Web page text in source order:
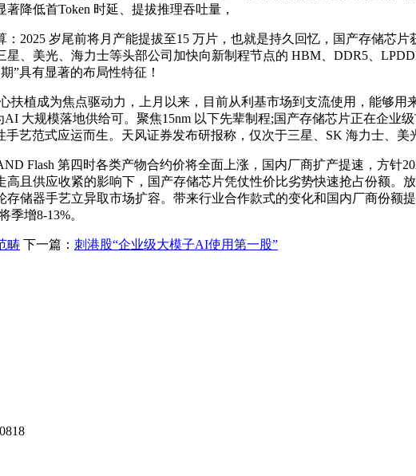
降低首Token 时延、提拔推理吞吐量，
岁尾前将月产能提拔至15 万片，也就是持久回忆，国产存储芯
星、美光、海力士等头部公司加快向新制程节点的 HBM、DDR5、
”具有显著的布局性特征！
成为焦点驱动力，上月以来，目前从利基市场到支流使用，能够用
AI 大规模落地供给可。聚焦15nm 以下先辈制程;国产存储芯片正在企
艺范式应运而生。天风证券发布研报称，仅次于三星、SK 海力士、美
Flash 第四时各类产物合约价将全面上涨，国内厂商扩产提速，方针
且供应收紧的影响下，国产存储芯片凭仗性价比劣势快速抢占份额。
储器手艺立异取市场扩容。带来行业合作款式的变化和国内厂商份额
季增8-13%。
畴 下一篇： 刺港股“企业级大模子AI使用第一股”